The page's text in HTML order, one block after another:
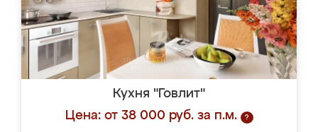
Кухня "Говлит"
Цена: от 38 000 руб. за п.м.
?